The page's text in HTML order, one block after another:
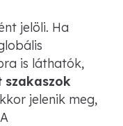
jelöli. Ha
is láthatók,
szakaszok
jelenik meg,